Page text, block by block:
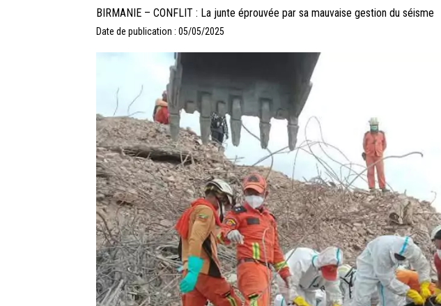
BIRMANIE – CONFLIT : La junte éprouvée par sa mauvaise gestion du séisme
Date de publication : 05/05/2025